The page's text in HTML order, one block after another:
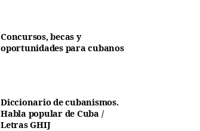
Concursos, becas y
oportunidades para cubanos
Diccionario de cubanismos.
Habla popular de Cuba /
Letras GHIJ